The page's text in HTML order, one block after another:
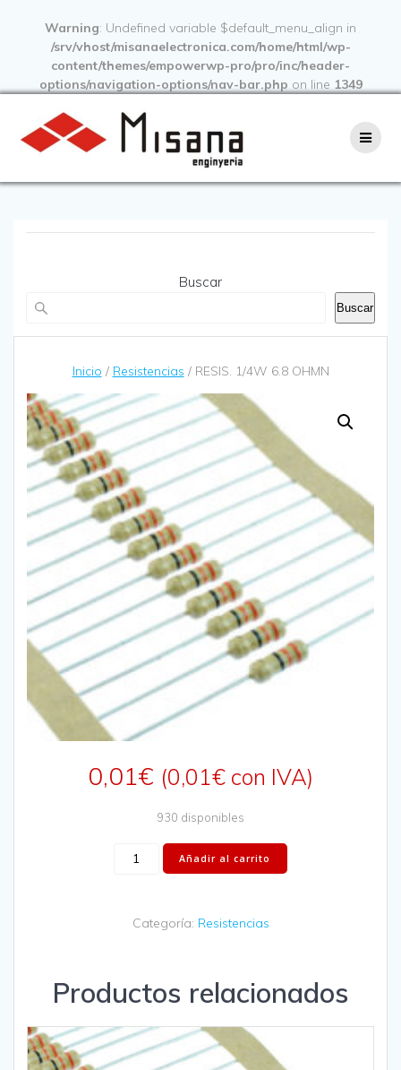
Warning: Undefined variable $default_menu_align in
/srv/vhost/misanaelectronica.com/home/html/wp-
content/themes/empowerwp-pro/pro/inc/header-
options/navigation-options/nav-bar.php on line 1349
Buscar
Buscar
Inicio / Resistencias / RESIS. 1/4W 6.8 OHMN
0,01€ (0,01€ con IVA)
930 disponibles
Añadir al carrito
Categoría: Resistencias
Productos relacionados